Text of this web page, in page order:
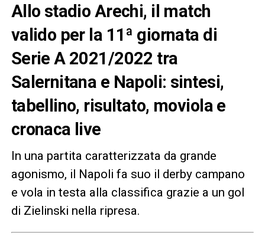
Allo stadio Arechi, il match
valido per la 11ª giornata di
Serie A 2021/2022 tra
Salernitana e Napoli: sintesi,
tabellino, risultato, moviola e
cronaca live
In una partita caratterizzata da grande
agonismo, il Napoli fa suo il derby campano
e vola in testa alla classifica grazie a un gol
di Zielinski nella ripresa.